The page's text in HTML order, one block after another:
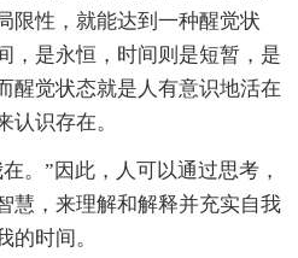
限性，就能达到一种醒觉状
，是永恒，时间则是短暂，是
醒觉状态就是人有意识地活在
认识存在。
。”因此，人可以通过思考，
慧，来理解和解释并充实自我
的时间。